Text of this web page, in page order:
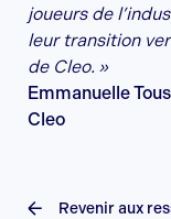
joueurs de
leur transition
de Cleo. »
Emmanuelle
Cleo
Revenir aux